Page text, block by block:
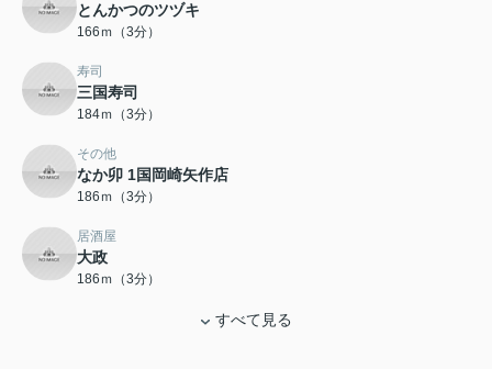
とんかつのツヅキ
166ｍ（3分）
寿司
三国寿司
184ｍ（3分）
その他
なか卯 1国岡崎矢作店
186ｍ（3分）
居酒屋
大政
186ｍ（3分）
すべて見る